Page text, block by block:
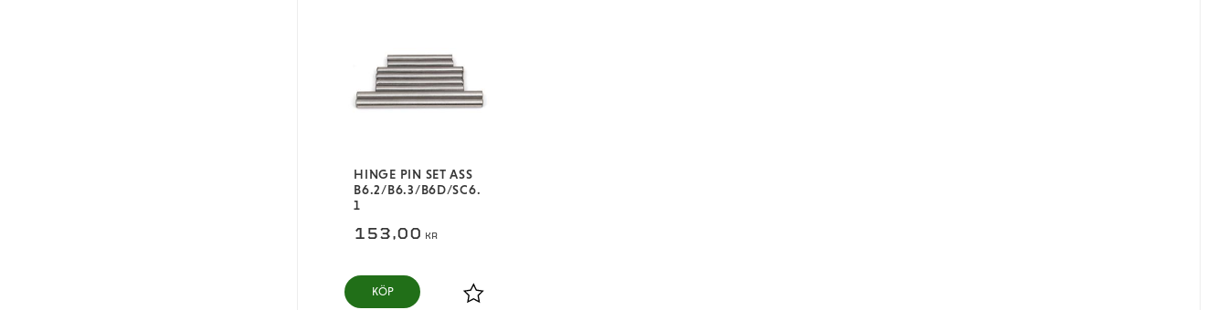
HINGE PIN SET ASS
B6.2/B6.3/B6D/SC6.
1
153,00 KR
Lägg till i favoriter
KÖP